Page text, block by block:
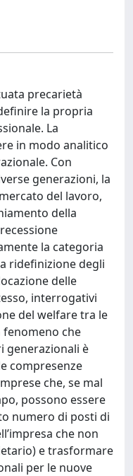
precarietà
la propria
La
in modo analitico
Con
generazioni, la
del lavoro,
della
la categoria
ridefinizione degli
delle
interrogativi
del welfare tra le
fenomeno che
generazionali è
compresenze
che, se mal
possono essere
numero di posti di
che non
e trasformare
per le nuove